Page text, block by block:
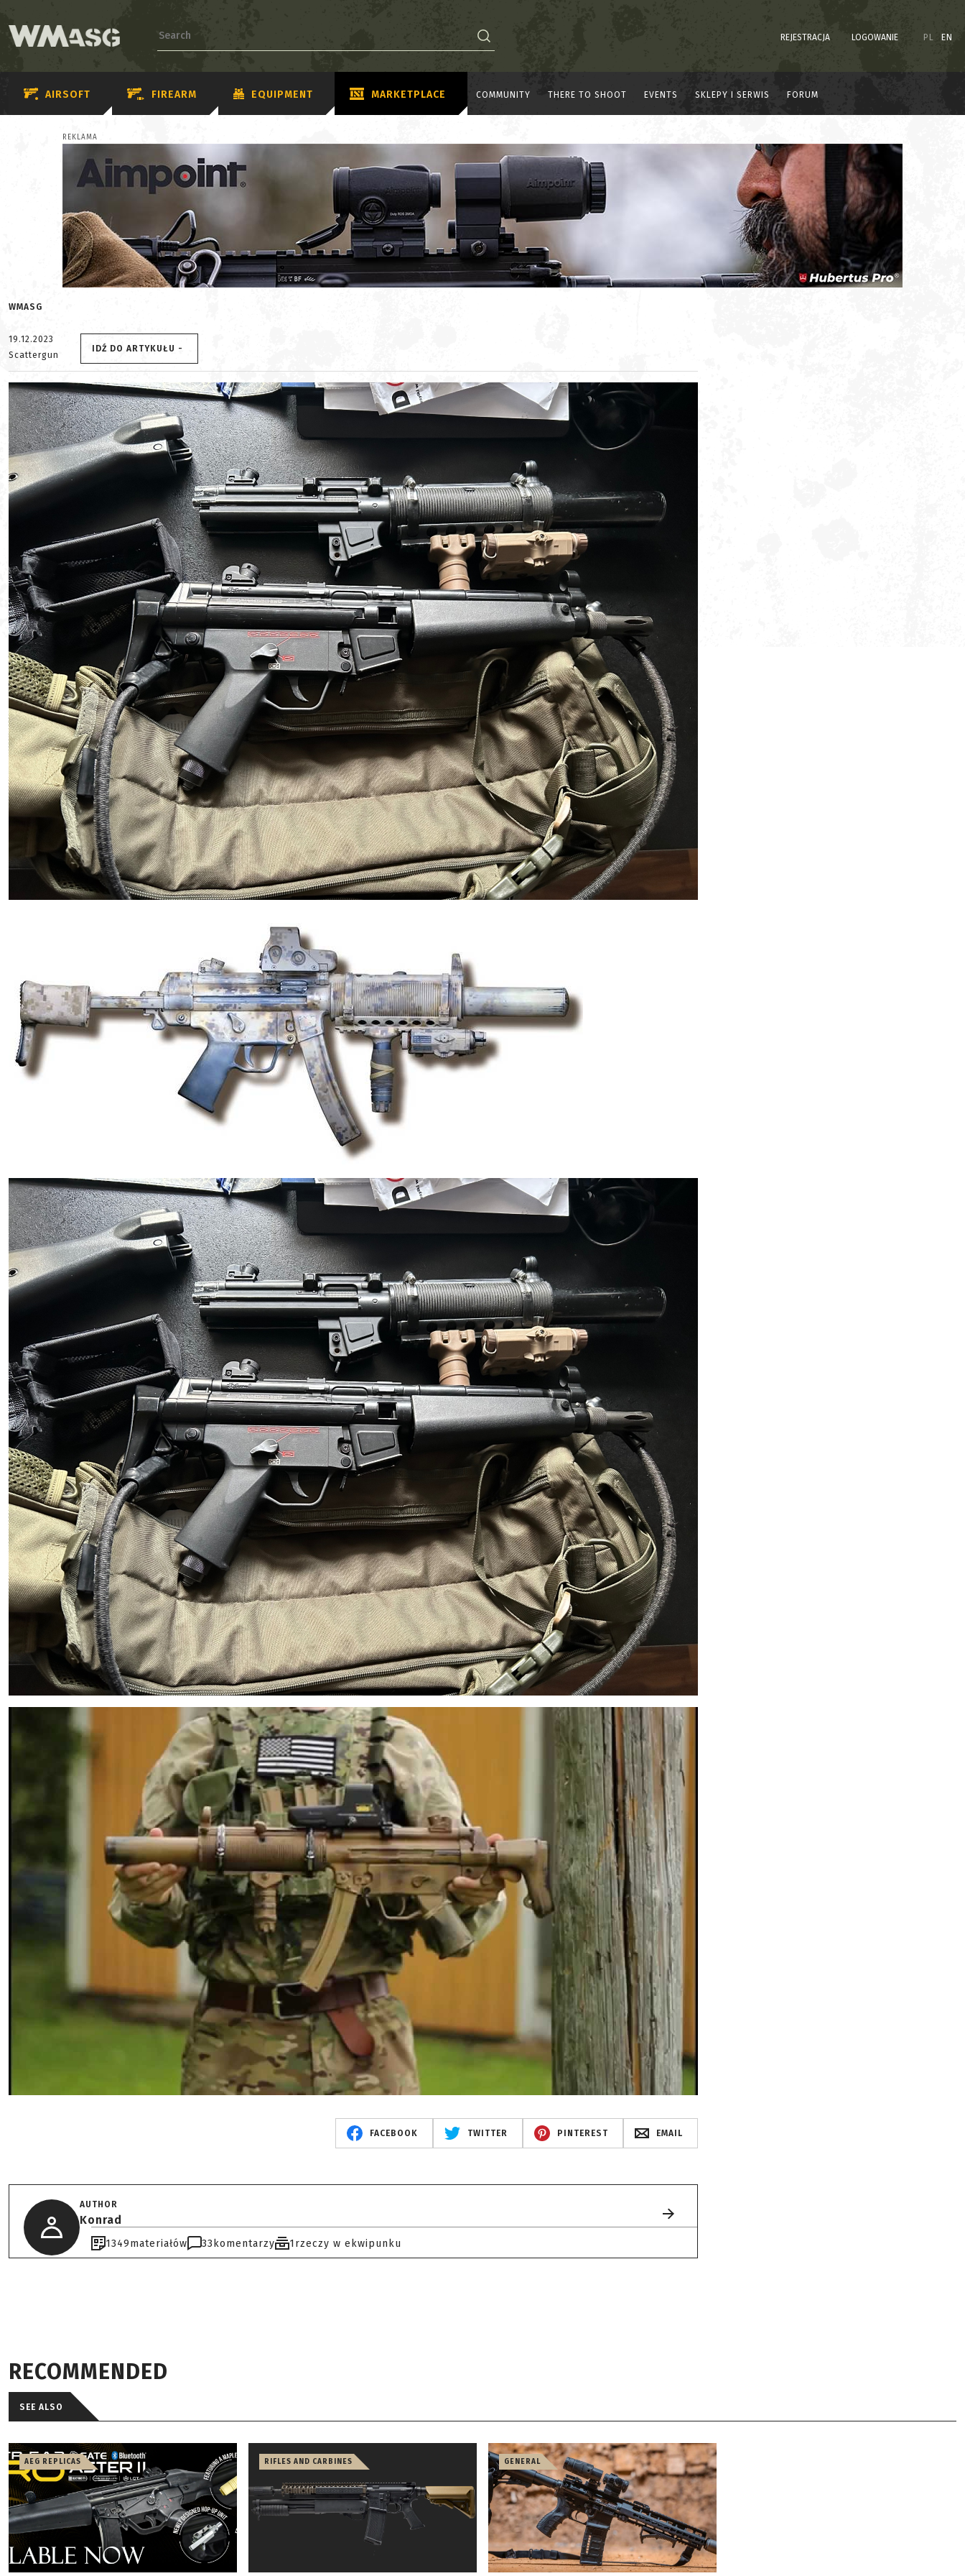
REJESTRACJA LOGOWANIE PL EN
AIRSOFT FIREARM EQUIPMENT MARKETPLACE COMMUNITY THERE TO SHOOT EVENTS SKLEPY I SERWIS FORUM
REKLAMA
WMASG
19.12.2023
Scattergun
IDŹ DO ARTYKUŁU -
FACEBOOK TWITTER PINTEREST EMAIL
AUTHOR
Konrad
1349materiałów 33 komentarzy 1rzeczy w ekwipunku
RECOMMENDED
SEE ALSO
AEG REPLICAS RIFLES AND CARBINES GENERAL